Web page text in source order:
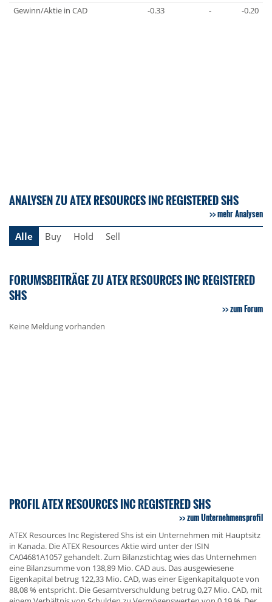
Gewinn/Aktie in CAD
-0.33 - -0.20
ANALYSEN ZU ATEX RESOURCES INC REGISTERED SHS
mehr Analysen
Alle
Buy Hold Sell
FORUMSBEITRÄGE ZU ATEX RESOURCES INC REGISTERED
SHS
zum Forum
Keine Meldung vorhanden
PROFIL ATEX RESOURCES INC REGISTERED SHS
zum Unternehmensprofil
ATEX Resources Inc Registered Shs ist ein Unternehmen mit Hauptsitz
in Kanada. Die ATEX Resources Aktie wird unter der ISIN
CA04681A1057 gehandelt. Zum Bilanzstichtag wies das Unternehmen
eine Bilanzsumme von 138,89 Mio. CAD aus. Das ausgewiesene
Eigenkapital betrug 122,33 Mio. CAD, was einer Eigenkapitalquote von
88,08 % entspricht. Die Gesamtverschuldung betrug 0,27 Mio. CAD, mit